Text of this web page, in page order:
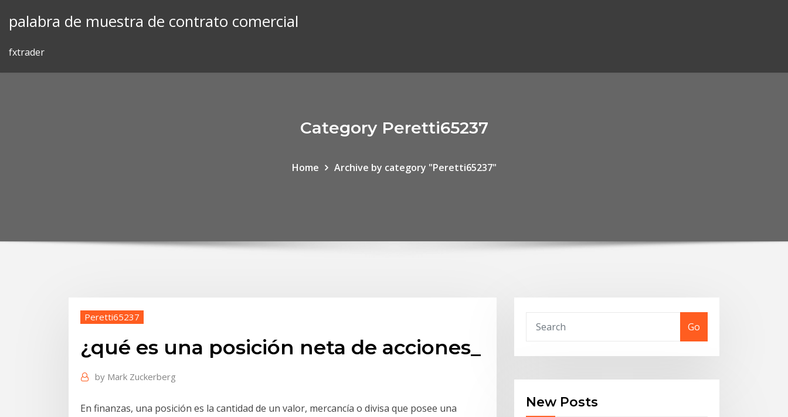
palabra de muestra de contrato comercial
fxtrader
Category Peretti65237
Home Archive by category "Peretti65237"
Peretti65237
¿qué es una posición neta de acciones_
by Mark Zuckerberg
En finanzas, una posición es la cantidad de un valor, mercancía o divisa que posee una
Go
New Posts